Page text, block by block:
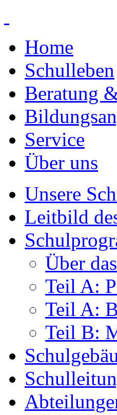
Home
Schulleben
Beratung
Service
Über uns
Unsere
Leitbild
Über
Teil A:
Teil A:
Teil B: